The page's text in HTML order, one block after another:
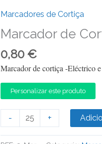
Marcadores de Cortiça
Marcador de
0,80 €
Marcador de cortiça -Eléctrico
Personalizar este produto
-
Quantidade
de
Marcador
+